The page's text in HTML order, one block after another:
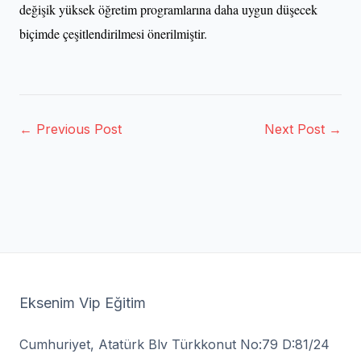
değişik yüksek öğretim programlarına daha uygun düşecek
biçimde çeşitlendirilmesi önerilmiştir.
← Previous Post Next Post →
Eksenim Vip Eğitim
Cumhuriyet, Atatürk Blv Türkkonut No:79 D:81/24